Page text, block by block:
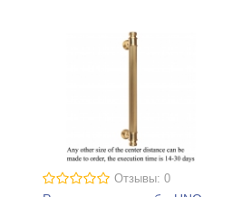
Отзывы: 0